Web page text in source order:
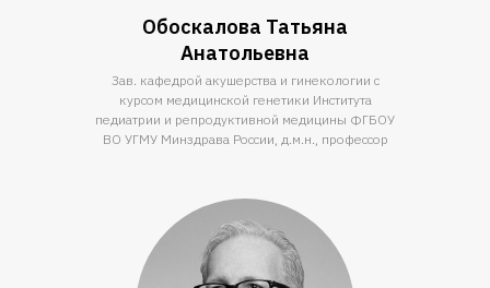
Обоскалова Татьяна
Анатольевна
Зав. кафедрой акушерства и гинекологии с
курсом медицинской генетики Института
педиатрии и репродуктивной медицины ФГБОУ
ВО УГМУ Минздрава России, д.м.н., профессор